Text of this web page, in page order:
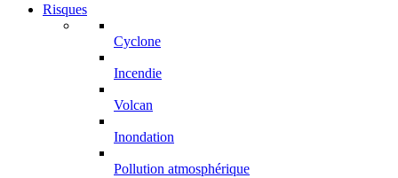
Risques
Cyclone
Incendie
Volcan
Inondation
Pollution atmosphérique